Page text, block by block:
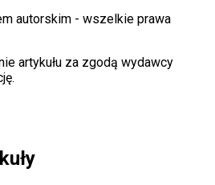
autorskim - wszelkie prawa
artykułu za zgodą wydawcy